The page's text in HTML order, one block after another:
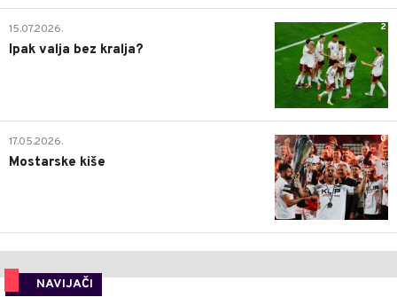
2
15.07.2026.
Ipak valja bez kralja?
0
17.05.2026.
Mostarske kiše
NAVIJAČI